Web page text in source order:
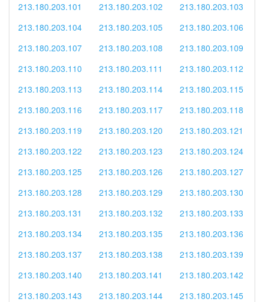
213.180.203.101
213.180.203.102
213.180.203.103
213.180.203.104
213.180.203.105
213.180.203.106
213.180.203.107
213.180.203.108
213.180.203.109
213.180.203.110
213.180.203.111
213.180.203.112
213.180.203.113
213.180.203.114
213.180.203.115
213.180.203.116
213.180.203.117
213.180.203.118
213.180.203.119
213.180.203.120
213.180.203.121
213.180.203.122
213.180.203.123
213.180.203.124
213.180.203.125
213.180.203.126
213.180.203.127
213.180.203.128
213.180.203.129
213.180.203.130
213.180.203.131
213.180.203.132
213.180.203.133
213.180.203.134
213.180.203.135
213.180.203.136
213.180.203.137
213.180.203.138
213.180.203.139
213.180.203.140
213.180.203.141
213.180.203.142
213.180.203.143
213.180.203.144
213.180.203.145